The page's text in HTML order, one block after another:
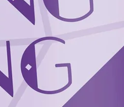
pegatinas de uñas Essence
Son rápidas y fáciles de aplicar,
como pintadas. Los
autoadhesivas Essence
hápticos, detalles
ideales para todos los estilos
DE EMPLEO